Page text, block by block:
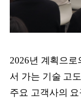
2026년 계획으로
서 가는 기술 고
주요 고객사의